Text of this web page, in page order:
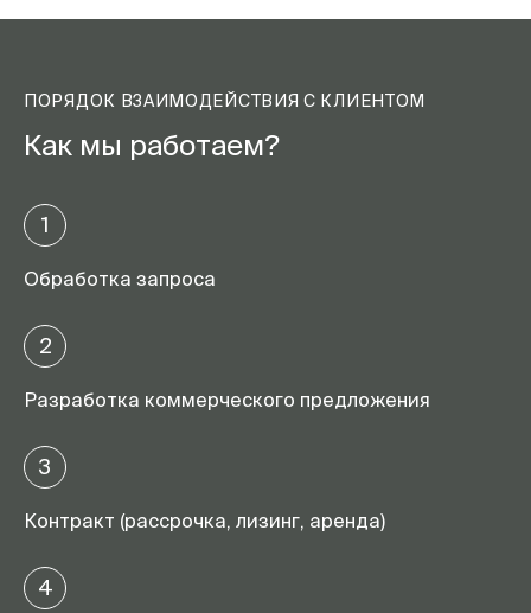
ПОРЯДОК ВЗАИМОДЕЙСТВИЯ С КЛИЕНТОМ
Как мы работаем?
1
Обработка запроса
2
Разработка коммерческого предложения
3
Контракт (рассрочка, лизинг, аренда)
4